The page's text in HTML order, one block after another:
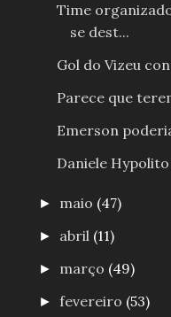
Time
se dest...
Gol do Vizeu
Parece que
Emerson
Daniele
► maio (47)
► abril (11)
► março (49)
►fevereiro (53)